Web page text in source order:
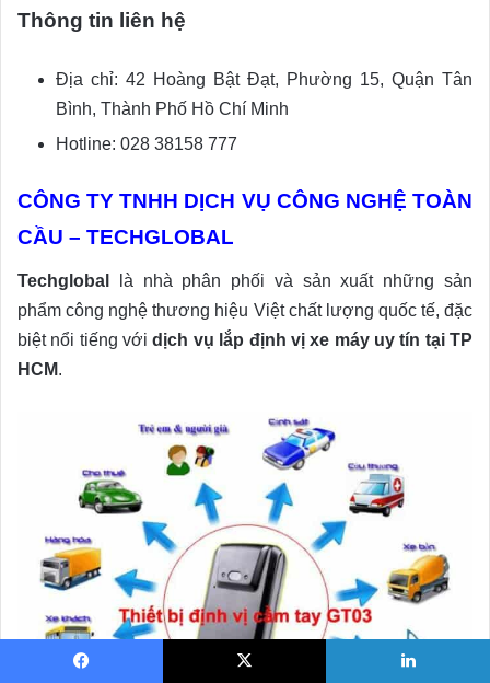
Thông tin liên hệ
Địa chỉ: 42 Hoàng Bật Đạt, Phường 15, Quận Tân
Bình, Thành Phố Hồ Chí Minh
Hotline: 028 38158 777
CÔNG TY TNHH DỊCH VỤ CÔNG NGHỆ TOÀN
CẦU – TECHGLOBAL
Techglobal
là nhà phân phối và sản xuất những sản
phẩm công nghệ thương hiệu Việt chất lượng quốc tế, đặc
biệt nổi tiếng vớidịch vụ lắp định vị xe máy uy tín tại TP
HCM.